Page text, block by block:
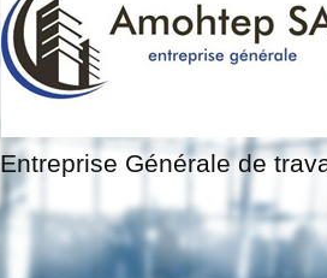
Entreprise Générale de